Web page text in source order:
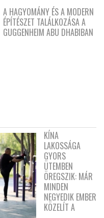
A HAGYOMÁNY ÉS A MODERN
ÉPÍTÉSZET TALÁLKOZÁSA A
GUGGENHEIM ABU DHABIBAN
KÍNA
LAKOSSÁGA
GYORS
ÜTEMBEN
ÖREGSZIK: MÁR
MINDEN
NEGYEDIK EMBER
KÖZELÍT A